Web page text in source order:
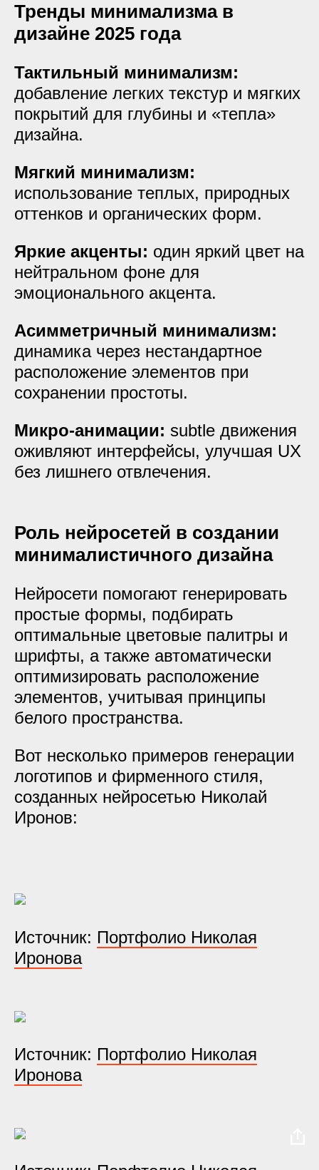
Тренды минимализма в
дизайне 2025 года
Тактильный минимализм:
добавление легких текстур и мягких
покрытий для глубины и «тепла»
дизайна.
Мягкий минимализм:
использование теплых, природных
оттенков и органических форм.
Яркие акценты: один яркий цвет на
нейтральном фоне для
эмоционального акцента.
Асимметричный минимализм:
динамика через нестандартное
расположение элементов при
сохранении простоты.
Микро-анимации: subtle движения
оживляют интерфейсы, улучшая UX
без лишнего отвлечения.
Роль нейросетей в создании
минималистичного дизайна
Нейросети помогают генерировать
простые формы, подбирать
оптимальные цветовые палитры и
шрифты, а также автоматически
оптимизировать расположение
элементов, учитывая принципы
белого пространства.
Вот несколько примеров генерации
логотипов и фирменного стиля,
созданных нейросетью Николай
Иронов:
Источник: Портфолио Николая
Иронова
Источник: Портфолио Николая
Иронова